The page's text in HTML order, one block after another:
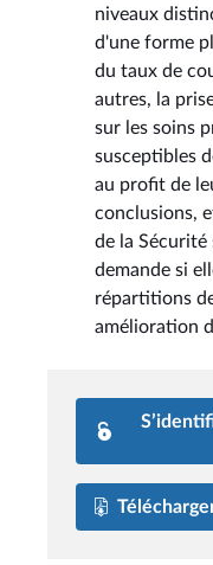
niveaux
d'une forme
du taux de
autres, la
sur les soins
susceptibles
au profit de
conclusions,
de la Sécurité
demande si
répartitions
amélioration